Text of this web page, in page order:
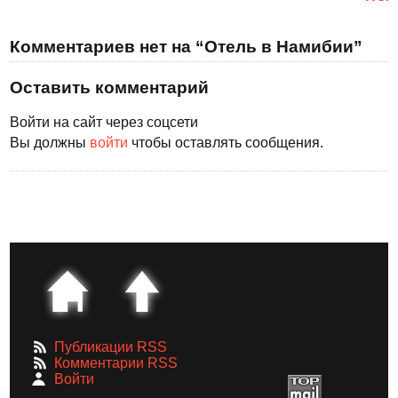
Комментариев нет на “Отель в Намибии”
Оставить комментарий
Войти на сайт через соцсети
Вы должны войти чтобы оставлять сообщения.
Публикации RSS
Комментарии RSS
Войти